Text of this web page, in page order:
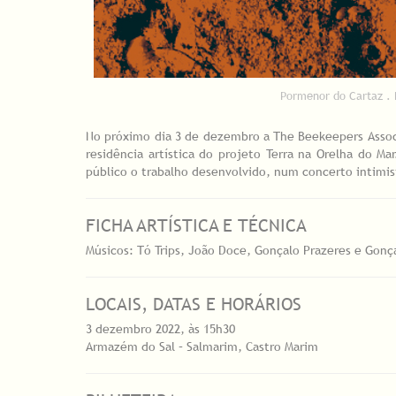
Pormenor do Cartaz .
No próximo dia 3 de dezembro a The Beekeepers
residência artística do projeto Terra na Orelha do
público o trabalho desenvolvido, num concerto
FICHA ARTÍSTICA E TÉCNICA
Músicos: Tó Trips, João Doce, Gonçalo Prazeres e
LOCAIS, DATAS E HORÁRIOS
3 dezembro 2022, às 15h30
Armazém do Sal – Salmarim, Castro Marim